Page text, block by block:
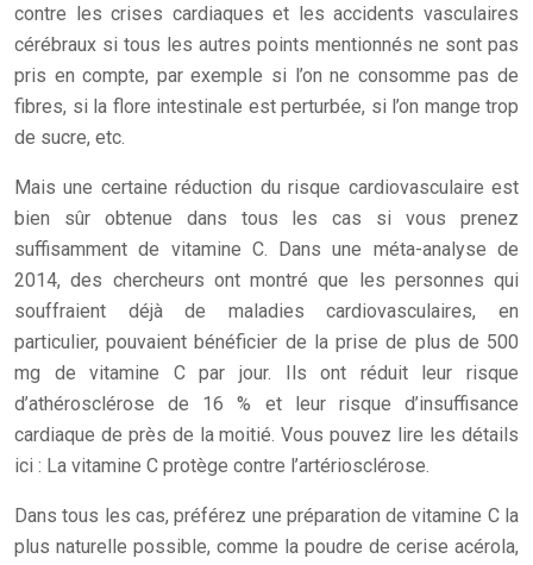
contre les crises cardiaques et les accidents vasculaires
cérébraux si tous les autres points mentionnés ne sont pas
pris en compte, par exemple si l’on ne consomme pas de
fibres, si la flore intestinale est perturbée, si l’on mange trop
de sucre, etc.
Mais une certaine réduction du risque cardiovasculaire est
bien sûr obtenue dans tous les cas si vous prenez
suffisamment de vitamine C. Dans une méta-analyse de
2014, des chercheurs ont montré que les personnes qui
souffraient déjà de maladies cardiovasculaires, en
particulier, pouvaient bénéficier de la prise de plus de 500
mg de vitamine C par jour. Ils ont réduit leur risque
d’athérosclérose de 16 % et leur risque d’insuffisance
cardiaque de près de la moitié. Vous pouvez lire les détails
ici : La vitamine C protège contre l’artériosclérose.
Dans tous les cas, préférez une préparation de vitamine C la
plus naturelle possible, comme la poudre de cerise acérola,